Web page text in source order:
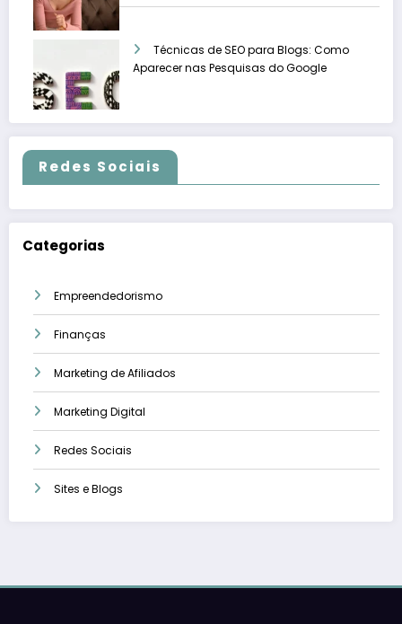
Técnicas de SEO para Blogs: Como
Aparecer nas Pesquisas do Google
Redes Sociais
Categorias
Empreendedorismo
Finanças
Marketing de Afiliados
Marketing Digital
Redes Sociais
Sites e Blogs